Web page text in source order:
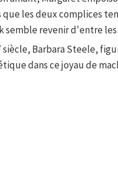
que les deux complices
semble revenir d'entre
siècle, Barbara Steele,
dans ce joyau de